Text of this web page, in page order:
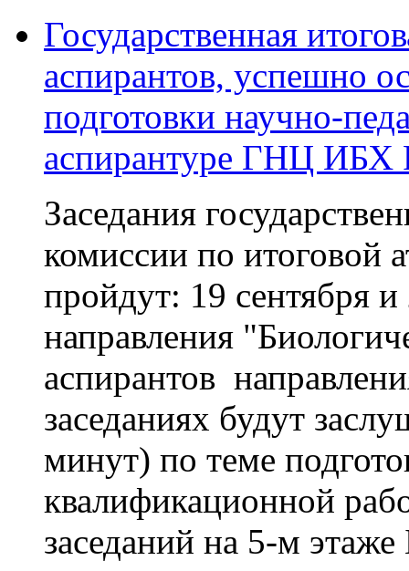
Государственная
аспирантов, успешно
подготовки научно-
аспирантуре ГНЦ
Заседания
комиссии по итоговой
пройдут: 19 сентября
направления
аспирантов
заседаниях будут
минут) по теме
квалификационной
заседаний на 5-м